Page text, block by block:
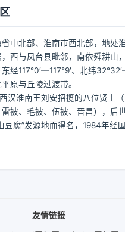
中北部、淮南市西北部，地处
西与凤台县毗邻，南依舜耕山
经117°0′—117°9′、北纬
原与丘陵过渡带。
汉淮南王刘安招揽的八位贤士
被、毛被、伍被、晋昌），后
豆腐”发源地而得名，1984年经
友情链接